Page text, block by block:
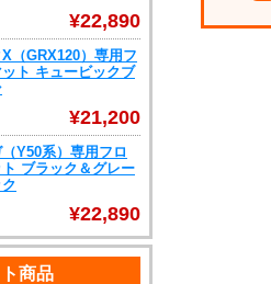
¥22,890
（GRX120）専用フ
ット キュービックブ
¥21,200
Y50系）専用フロ
ト ブラック＆グレー
¥22,890
商品